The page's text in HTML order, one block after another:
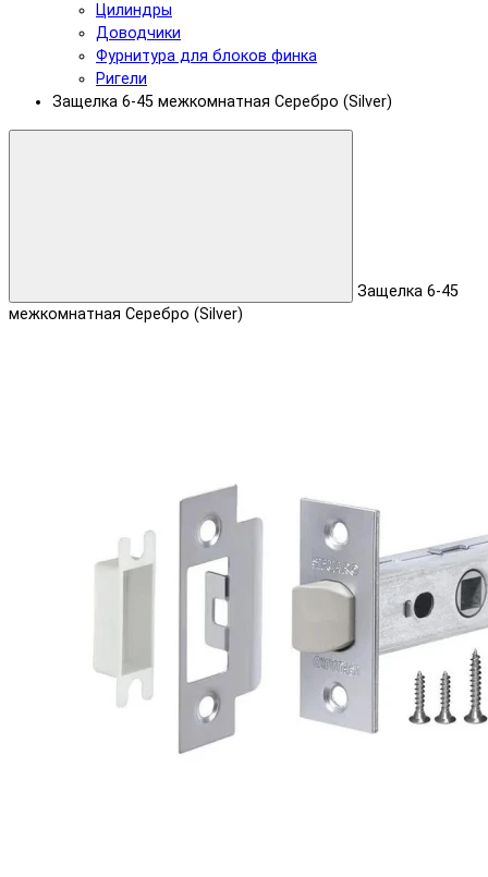
Цилиндры
Доводчики
Фурнитура для блоков финка
Ригели
Защелка 6-45 межкомнатная Серебро (Silver)
Защелка 6-45
межкомнатная Серебро (Silver)